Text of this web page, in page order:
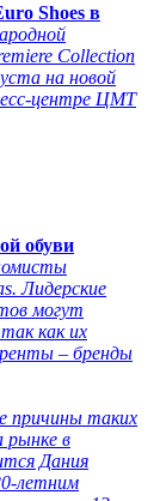
Shoes в
Collection
на новой
центре ЦМТ
обуви
Лидерские
могут
как их
– бренды
причины таких
рынке в
Дания
летним